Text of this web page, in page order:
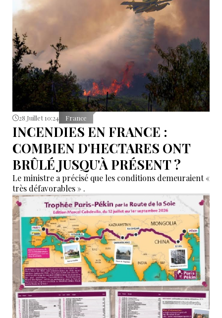
28 Juillet 10:24 France
INCENDIES EN FRANCE :
COMBIEN D'HECTARES ONT
BRÛLÉ JUSQU'À PRÉSENT ?
Le ministre a précisé que les conditions demeuraient «
très défavorables » .